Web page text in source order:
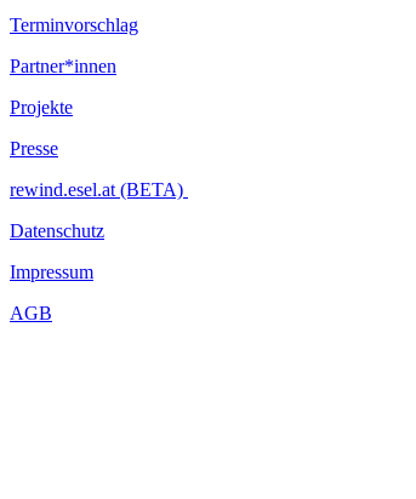
Terminvorschlag
Partner*innen
Projekte
Presse
rewind.esel.at (BETA)
Datenschutz
Impressum
AGB